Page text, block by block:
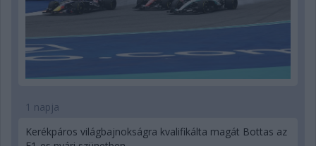
1 napja
Kerékpáros világbajnokságra kvalifikálta magát Bottas az